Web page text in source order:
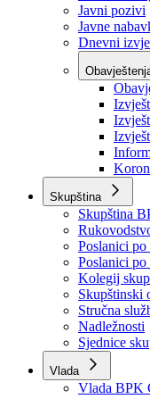
Izdvojeno
Najave
Konkursi i
Javni pozivi
Javne
Dnevni
Skupština
Skupština
Poslanici po
Poslanici po
Kolegij
Skupštinski
Stručna
Nadležnosti
Sjednice